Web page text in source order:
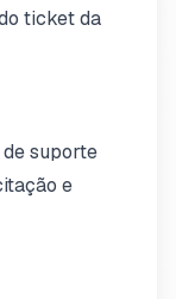
ticket da
suporte
e